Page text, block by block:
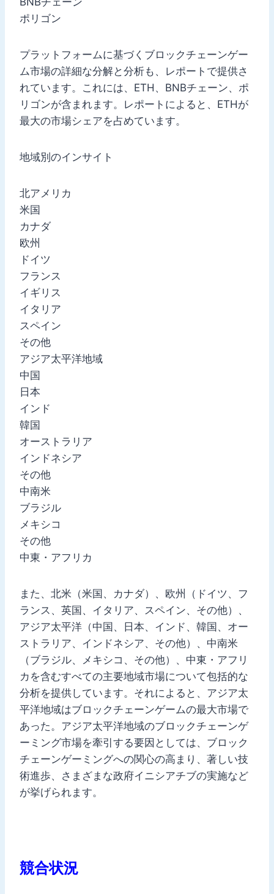
ポリゴン
プラットフォームに基づくブロックチェーンゲー
ム市場の詳細な分解と分析も、レポートで提供さ
れています。これには、ETH、BNBチェーン、ポ
リゴンが含まれます。レポートによると、ETHが
最大の市場シェアを占めています。
地域別のインサイト
北アメリカ
米国
カナダ
欧州
ドイツ
フランス
イギリス
イタリア
スペイン
その他
アジア太平洋地域
中国
日本
インド
韓国
オーストラリア
インドネシア
その他
中南米
ブラジル
メキシコ
その他
中東・アフリカ
また、北米（米国、カナダ）、欧州（ドイツ、フ
ランス、英国、イタリア、スペイン、その他）、
アジア太平洋（中国、日本、インド、韓国、オー
ストラリア、インドネシア、その他）、中南米
（ブラジル、メキシコ、その他）、中東・アフリ
カを含むすべての主要地域市場について包括的な
分析を提供しています。それによると、アジア太
平洋地域はブロックチェーンゲームの最大市場で
あった。アジア太平洋地域のブロックチェーンゲ
ーミング市場を牽引する要因としては、ブロック
チェーンゲーミングへの関心の高まり、著しい技
術進歩、さまざまな政府イニシアチブの実施など
が挙げられます。
競合状況